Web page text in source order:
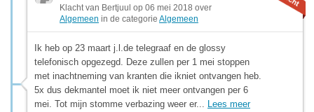
Klacht van Bertjuul op 06 mei 2018 over
Algemeen in de categorie Algemeen
Ik heb op 23 maart j.l.de telegraaf en de glossy
telefonisch opgezegd. Deze zullen per 1 mei stoppen
met inachtneming van kranten die ikniet ontvangen heb.
5x dus dekmantel moet ik niet meer ontvangen per 6
mei. Tot mijn stomme verbazing weer er... Lees meer